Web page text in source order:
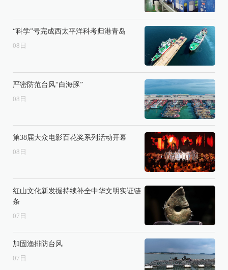
“科学”号完成西太平洋科考归港青岛
08 日
严密防范台风“白海豚”
08 日
第38届大众电影百花奖系列活动开幕
08 日
红山文化新发掘持续补全中华文明实证链
条
07 日
加固渔排防台风
07 日